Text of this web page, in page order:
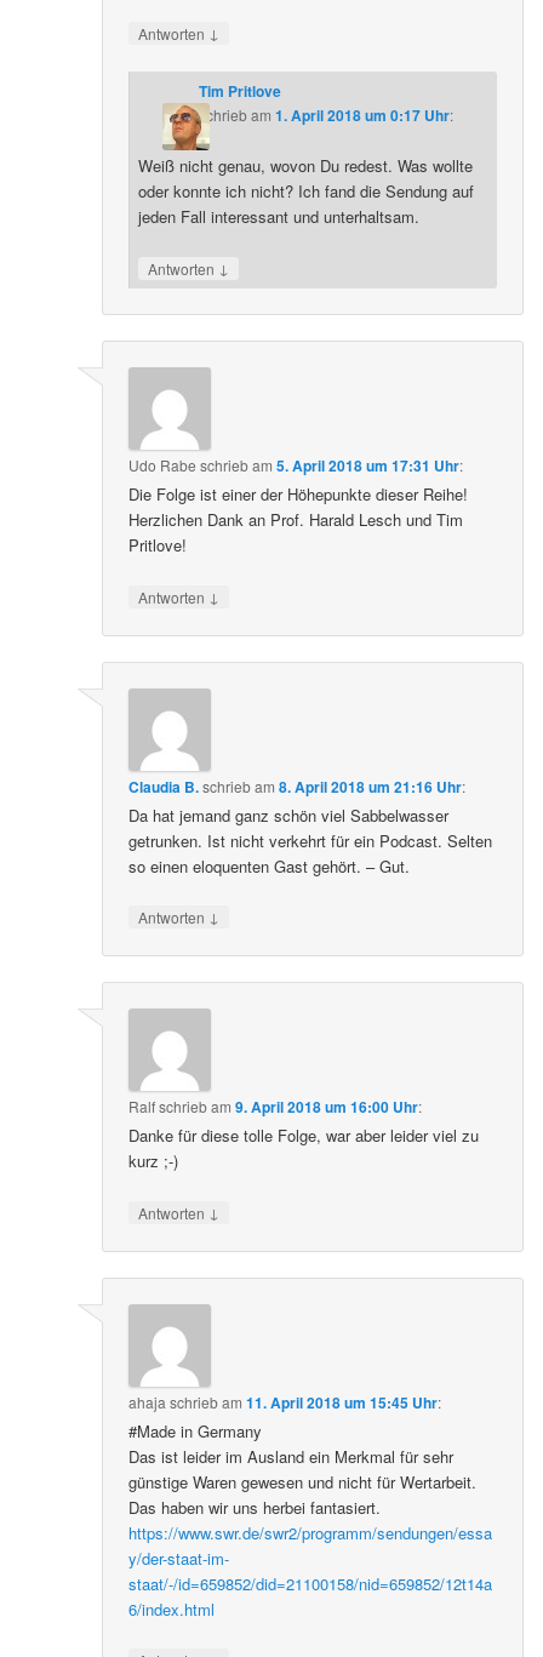
Antworten ↓
Tim Pritlove
schriebam 1. April 2018 um 0:17 Uhr:
Weiß nicht genau, wovon Du redest. Was wollte
oder konnte ich nicht? Ich fand die Sendung auf
jeden Fall interessant und unterhaltsam.
Antworten ↓
Udo Rabe schriebam5. April 2018 um 17:31 Uhr:
Die Folge ist einer der Höhepunkte dieser Reihe!
Herzlichen Dank an Prof. Harald Lesch und Tim
Pritlove!
Antworten ↓
Claudia B.schriebam8. April 2018 um 21:16 Uhr:
Da hat jemand ganz schön viel Sabbelwasser
getrunken. Ist nicht verkehrt für ein Podcast. Selten
so einen eloquenten Gast gehört. – Gut.
Antworten ↓
Ralfschriebam9. April 2018 um 16:00 Uhr:
Danke für diese tolle Folge, war aber leider viel zu
kurz ;-)
Antworten ↓
ahaja schriebam11. April 2018 um 15:45 Uhr:
#Made in Germany
Das ist leider im Ausland ein Merkmal für sehr
günstige Waren gewesen und nicht für Wertarbeit.
Das haben wir uns herbei fantasiert.
https://www.swr.de/swr2/programm/sendungen/essa
y/der-staat-im-
staat/-/id=659852/did=21100158/nid=659852/12t14a
6/index.html